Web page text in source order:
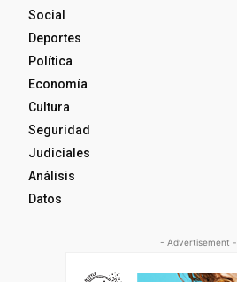
Social
Deportes
Política
Economía
Cultura
Seguridad
Judiciales
Análisis
Datos
- Advertisement -